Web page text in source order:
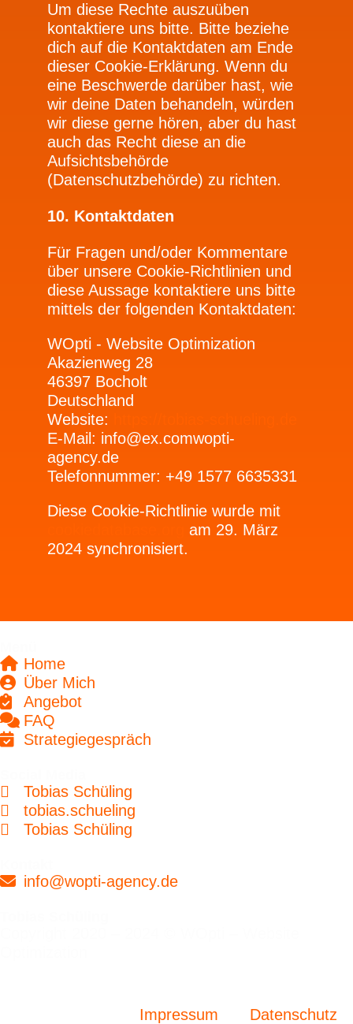
Um diese Rechte auszuüben
kontaktiere uns bitte. Bitte beziehe
dich auf die Kontaktdaten am Ende
dieser Cookie-Erklärung. Wenn du
eine Beschwerde darüber hast, wie
wir deine Daten behandeln, würden
wir diese gerne hören, aber du hast
auch das Recht diese an die
Aufsichtsbehörde
(Datenschutzbehörde) zu richten.
10. Kontaktdaten
Für Fragen und/oder Kommentare
über unsere Cookie-Richtlinien und
diese Aussage kontaktiere uns bitte
mittels der folgenden Kontaktdaten:
WOpti - Website Optimization
Akazienweg 28
46397 Bocholt
Deutschland
Website:
E-Mail: info@ex.comwopti-
agency.de
Telefonnummer: +49 1577 6635331
Diese Cookie-Richtlinie wurde mit
am 29. März
2024 synchronisiert.
Home
Über Mich
Angebot
FAQ
Strategiegespräch
Tobias Schüling
tobias.schueling
Tobias Schüling
info@wopti-agency.de
Impressum Datenschutz